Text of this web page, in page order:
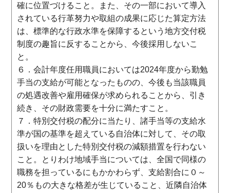
確に位置づけること。また、その一部において導入
されている行革努力や取組の成果に応じた算定方法
は、標準的な行政水準を保障するという地方交付税
制度の趣旨に反することから、今後採用しないこ
と。
６．会計年度任用職員においては2024年度から勤勉
手当の支給が可能となったものの、今後も当該職員
の処遇改善や雇用確保が求められることから、引き
続き、その財政需要を十分に満たすこと。
７．特別交付税の配分に当たり、諸手当等の支給水
準が国の基準を超えている自治体に対して、その取
扱いを理由とした特別交付税の減額措置を行わない
こと。とりわけ地域手当については、全国で同様の
職務を担っているにもかかわらず、支給割合に０～
20％もの大きな格差が生じていること、近隣自治体